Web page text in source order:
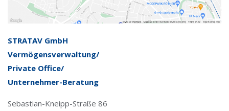
STRATAV GmbH
Vermögensverwaltung/
Private Office/
Unternehmer-Beratung
Sebastian-Kneipp-Straße 86